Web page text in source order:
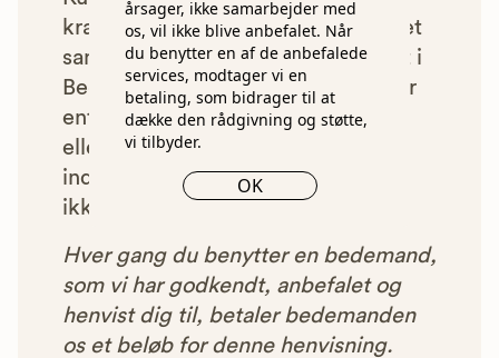
årsager, ikke samarbejder med
os, vil ikke blive anbefalet. Når
du benytter en af de anbefalede
services, modtager vi en
betaling, som bidrager til at
dække den rådgivning og støtte,
vi tilbyder.
OK
kravene har mulighed for at indgå et
samarbejde med os om at blive vist i
Begravelsesguiden. Bedemænd der
enten ikke lever op til vores krav,
eller som af andre årsager ikke har
indgået et samarbejde med os, vil
ikke blive vist i vores anbefalinger.
Hver gang du benytter en bedemand,
som vi har godkendt, anbefalet og
henvist dig til, betaler bedemanden
os et beløb for denne henvisning.